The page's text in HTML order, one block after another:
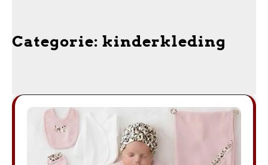
Categorie: kinderkleding